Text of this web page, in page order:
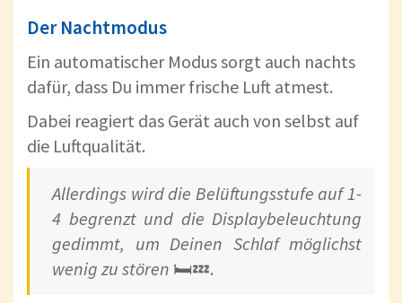
Der Nachtmodus
Ein automatischer Modus sorgt auch nachts
dafür, dass Du immer frische Luft atmest.
Dabei reagiert das Gerät auch von selbst auf
die Luftqualität.
Allerdings wird die Belüftungsstufe auf 1-
4 begrenzt und die Displaybeleuchtung
gedimmt, um Deinen Schlaf möglichst
wenig zu stören 🛏️💤.